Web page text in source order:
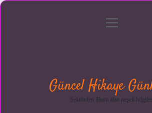
menüyü
Güncel Hikaye
Sektörden ilham alan neşeli